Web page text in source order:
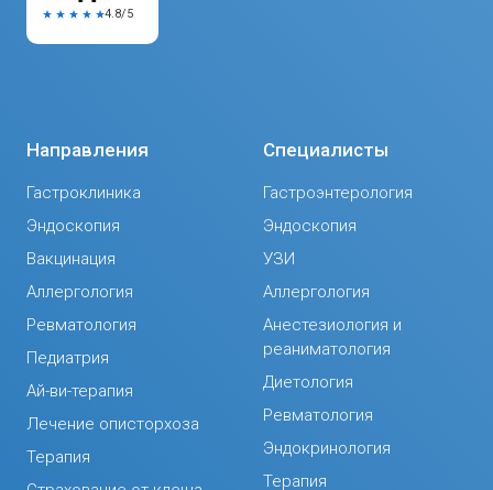
Направления
Гастроклиника
Эндоскопия
Вакцинация
Аллергология
Ревматология
Педиатрия
Ай-ви-терапия
Лечение описторхоза
Терапия
Специалисты
Гастроэнтерология
Эндоскопия
УЗИ
Аллергология
Анестезиология и
реаниматология
Диетология
Ревматология
Эндокринология
Терапия
4.8/5